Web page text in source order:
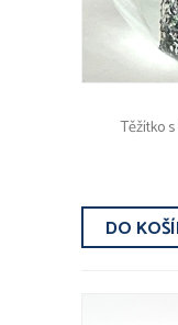
Těžítko
DO